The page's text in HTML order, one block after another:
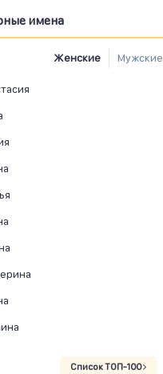
имена
Женские Мужские
Список ТОП-100